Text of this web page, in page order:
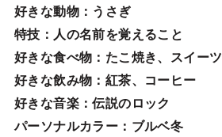
好きな動物：うさぎ
特技 ：人の名前を覚えること
好きな食べ物 ：たこ焼き、スイーツ
好きな飲み物：紅茶、コーヒー
好きな音楽：伝説のロック
パーソナルカラー：ブルベ冬